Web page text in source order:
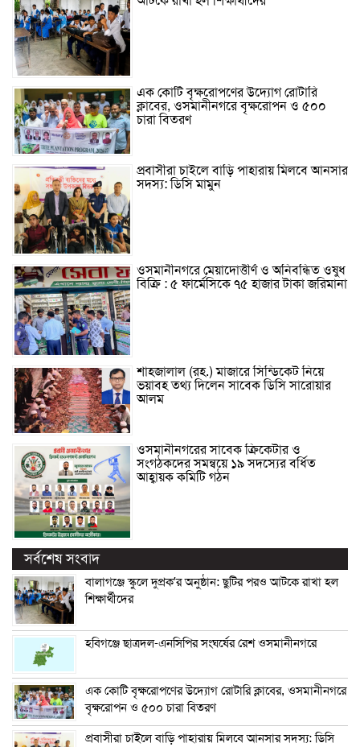
এক কোটি বৃক্ষরোপণের উদ্যোগ রোটারি
ক্লাবের, ওসমানীনগরে বৃক্ষরোপন ও ৫০০
চারা বিতরণ
প্রবাসীরা চাইলে বাড়ি পাহারায় মিলবে আনসার
সদস্য: ডিসি মামুন
ওসমানীনগরে মেয়াদোত্তীর্ণ ও অনিবন্ধিত ওষুধ
বিক্রি : ৫ ফার্মেসিকে ৭৫ হাজার টাকা জরিমানা
শাহজালাল (রহ.) মাজারে সিন্ডিকেট নিয়ে
ভয়াবহ তথ্য দিলেন সাবেক ডিসি সারোয়ার
আলম
ওসমানীনগরের সাবেক ক্রিকেটার ও
সংগঠকদের সমন্বয়ে ১৯ সদস্যের বর্ধিত
আহ্বায়ক কমিটি গঠন
সর্বশেষ সংবাদ
বালাগঞ্জে স্কুলে দুপ্রক’র অনুষ্ঠান: ছুটির পরও আটকে রাখা হল
শিক্ষার্থীদের
হবিগঞ্জে ছাত্রদল-এনসিপির সংঘর্ষের রেশ ওসমানীনগরে
এক কোটি বৃক্ষরোপণের উদ্যোগ রোটারি ক্লাবের, ওসমানীনগরে
বৃক্ষরোপন ও ৫০০ চারা বিতরণ
প্রবাসীরা চাইলে বাড়ি পাহারায় মিলবে আনসার সদস্য: ডিসি